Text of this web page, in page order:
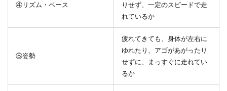
④リズム・ペース
りせず、一定のスピードで走
れているか
⑤姿勢
疲れてきても、身体が左右に
ゆれたり、アゴがあがったり
せずに、まっすぐに走れてい
るか